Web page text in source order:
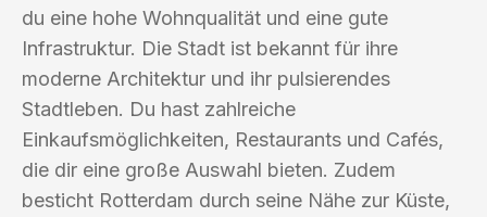
du eine hohe Wohnqualität und eine gute
Infrastruktur. Die Stadt ist bekannt für ihre
moderne Architektur und ihr pulsierendes
Stadtleben. Du hast zahlreiche
Einkaufsmöglichkeiten, Restaurants und Cafés,
die dir eine große Auswahl bieten. Zudem
besticht Rotterdam durch seine Nähe zur Küste,